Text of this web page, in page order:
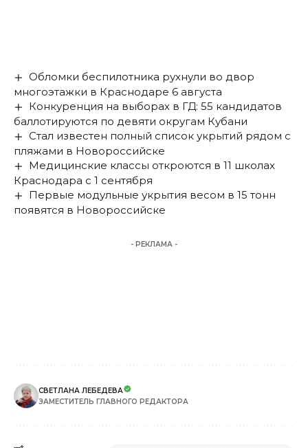
Обломки беспилотника рухнули во двор
многоэтажки в Краснодаре 6 августа
Конкуренция на выборах в ГД: 55 кандидатов
баллотируются по девяти округам Кубани
Стал известен полный список укрытий рядом с
пляжами в Новороссийске
Медицинские классы откроются в 11 школах
Краснодара с 1 сентября
Первые модульные укрытия весом в 15 тонн
появятся в Новороссийске
- РЕКЛАМА -
СВЕТЛАНА ЛЕБЕДЕВА
ЗАМЕСТИТЕЛЬ ГЛАВНОГО РЕДАКТОРА